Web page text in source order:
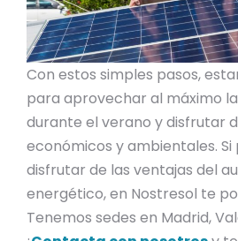
Con estos simples pasos,
para aprovechar al máximo
durante el verano y disfrutar
económicos y ambientales.
disfrutar de las ventajas del
energético, en Nostresol te
Tenemos sedes en Madrid,